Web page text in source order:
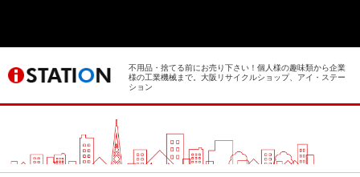
不用品・捨てる前にお売り下さい！個人様の趣味類から企業
様の工業機械まで。大阪リサイクルショップ、アイ・ステー
ション
> 店頭買取
> 出張買取